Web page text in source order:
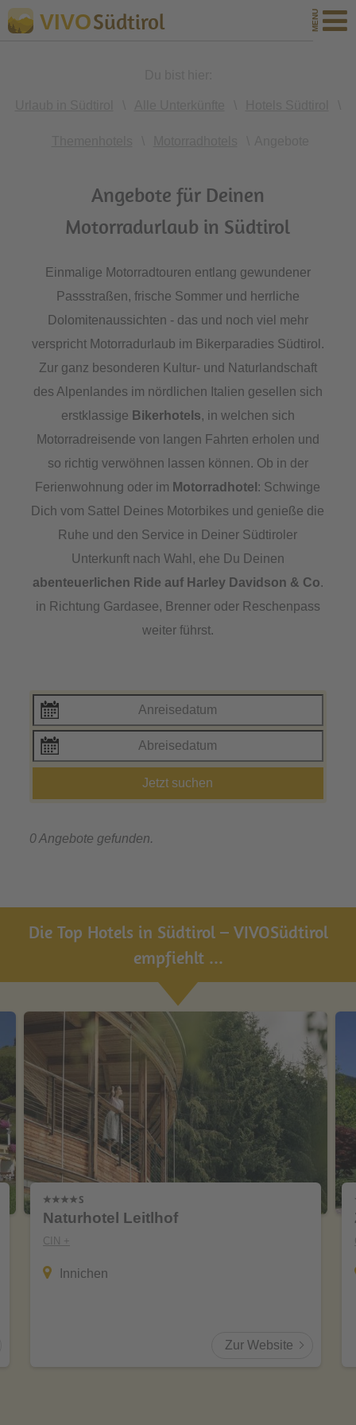
VIVOSüdtirol
Angebote für Deinen
Motorradurlaub in Südtirol
Einmalige Motorradtouren entlang gewundener
Passstraßen, frische Sommer und herrliche
Dolomitenaussichten - das und noch viel mehr
verspricht Motorradurlaub im Bikerparadies Südtirol.
Zur ganz besonderen Kultur- und Naturlandschaft
des Alpenlandes im nördlichen Italien gesellen sich
erstklassige Bikerhotels, in welchen sich
Motorradreisende von langen Fahrten erholen und
so richtig verwöhnen lassen können. Ob in der
Ferienwohnung oder im Motorradhotel : Schwinge
Dich vom Sattel Deines Motorbikes und genieße die
Ruhe und den Service in Deiner Südtiroler
Unterkunft nach Wahl, ehe Du Deinen
abenteuerlichen Ride auf Harley Davidson & Co.
in Richtung Gardasee, Brenner oder Reschenpass
weiter führst.
Jetzt suchen
0 Angebote gefunden.
Die Top Hotels in Südtirol – VIVOSüdtirol
empfiehlt ...
Naturhotel Leitlhof
CIN +
Innichen
Zur Website